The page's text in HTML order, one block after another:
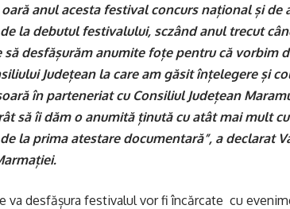
anul acesta festival concurs național și de
la debutul festivalului, sczând anul trecut
desfășurăm anumite foțe pentru că vorbim
Județean la care am găsit înțelegere și
în parteneriat cu Consiliul Județean
să îi dăm o anumită ținută cu atât mai mult
la prima atestare documentară”, a declarat
va desfășura festivalul vor fi încărcate cu